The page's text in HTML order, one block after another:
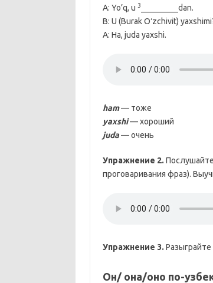
A: Yo’q, u 3
_________dan.
B: U (Burak Oʻzchivit)
A: Ha, juda yaxshi.
ham— тоже
yaxshi— хороший
juda— очень
Упражнение 2.
проговаривания фраз).
Упражнение 3. Разыграйте
Он/ она/оно по-